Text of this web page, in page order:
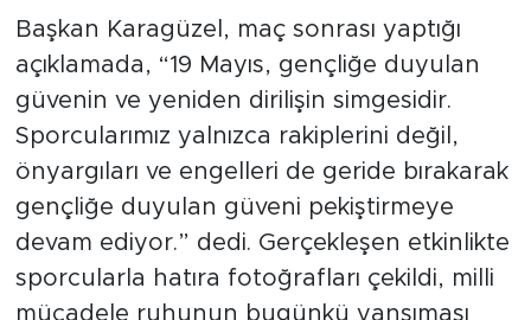
Başkan Karagüzel, maç sonrası yaptığı
açıklamada, “19 Mayıs, gençliğe duyulan
güvenin ve yeniden dirilişin simgesidir.
Sporcularımız yalnızca rakiplerini değil,
önyargıları ve engelleri de geride bırakarak
gençliğe duyulan güveni pekiştirmeye
devam ediyor.” dedi. Gerçekleşen etkinlikte
sporcularla hatıra fotoğrafları çekildi, milli
mücadele ruhunun bugünkü yansıması